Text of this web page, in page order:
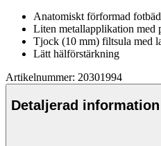
Anatomiskt förformad
Liten metallapplikation med
Tjock (10 mm) filtsula med
Lätt hälförstärkning
Artikelnummer: 20301994
Detaljerad information